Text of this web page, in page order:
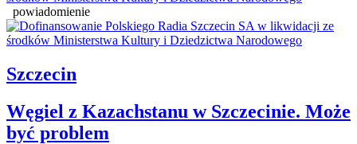
powiadomienie
Szczecin
Węgiel z Kazachstanu w Szczecinie. Może
być problem